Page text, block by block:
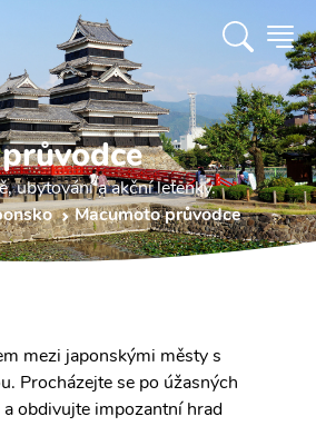
ubytování a akční letenky.
Macumoto průvodce
mezi japonskými městy s
Procházejte se po úžasných
obdivujte impozantní hrad